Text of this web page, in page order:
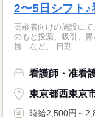
2〜5日シフト♪
高齢者向けの施設に
のもと投薬、吸引、
携 など。 日勤...
看護師・准看
東京都西東京
時給2,500円～